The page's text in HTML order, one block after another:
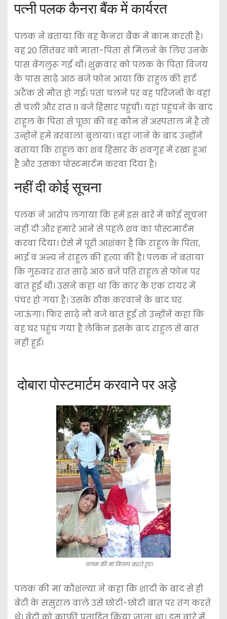
पत्नी पलक कैनरा बैंक में कार्यरत
पलक ने बताया कि वह कैनरा बैंक में काम करती है।
वह 20 सितंबर को माता-पिता से मिलने के लिए उनके
पास बेंगलुरू गई थी। शुक्रवार को पलक के पिता विजय
के पास साढ़े आठ बजे फोन आया कि राहुल की हार्ट
अटैक से मौत हो गई। पता चलने पर वह परिजनों के वहां
से चली और रात 11 बजे हिसार पहुंची। यहां पहुंचने के बाद
राहुल के पिता से पूछा की वह कौन से अस्पताल में है तो
उन्होंने हमे बरवाला बुलाया। वहां जाने के बाद उन्होंने
बताया कि राहुल का शव हिसार के शवगृह में रखा हुआ
है और उसका पोस्टमार्टम करवा दिया है।
नहीं दी कोई सूचना
पलक ने आरोप लगाया कि हमें इस बारे में कोई सूचना
नहीं दी और हमारे आने से पहले शव का पोस्टमार्टम
करवा दिया। ऐसे में पूरी आशंका है कि राहुल के पिता,
भाई व अन्य ने राहुल की हत्या की है। पलक ने बताया
कि गुरुवार रात साढ़े आठ बजे पति राहुल से फोन पर
बात हुई थी। उसने कहा था कि कार के एक टायर में
पंचर हो गया है। उसके ठीक करवाने के बाद घर
जाऊंगा। फिर साढ़े नौ बजे बात हुई तो उन्होंने कहा कि
वह घर पहुंच गया है लेकिन इसके बाद राहुल से बात
नहीं हुई।
दोबारा पोस्टमार्टम करवाने पर अड़े
पलक की मां विलाप करते हुए।
पलक की मां कौशल्या ने कहा कि शादी के बाद से ही
बेटी के ससुराल वाले उसे छोटी-छोटी बात पर तंग करते